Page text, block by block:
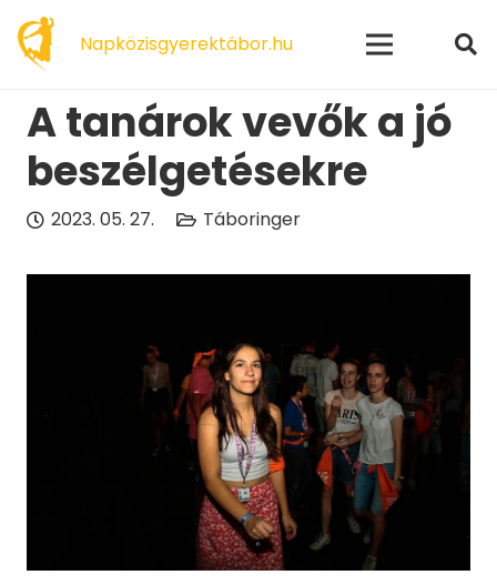
Napközisgyerektábor.hu
A tanárok vevők a jó
beszélgetésekre
2023. 05. 27. Táboringer